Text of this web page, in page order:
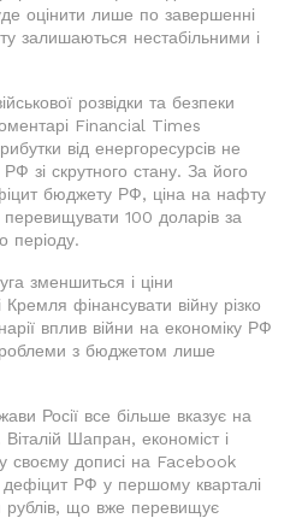
оцінити лише по завершенні
залишаються нестабільними і
розвідки та безпеки
Financial Times
від енергоресурсів не
РФ зі скрутного стану. За його
бюджету РФ, ціна на нафту
100 доларів за
періоду.
зменшиться і ціни
Кремля фінансувати війну різко
вплив війни на економіку РФ
з бюджетом лише
Росії все більше вказує на
Шапран, економіст і
своєму дописі на Facebook
РФ у першому кварталі
рублів, що вже перевищує